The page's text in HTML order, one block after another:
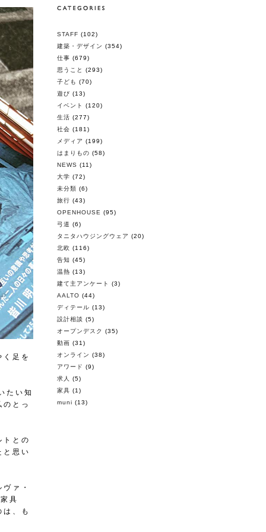
足を
たい知
とっ
トとの
と思い
ァ・
具
、も
STAFF (102)
建築・デザイン (354)
仕事 (679)
思うこと
(293)
子ども (70)
遊び (13)
イベント
(120)
生活 (277)
社会 (181)
メディア (199)
はまりもの (58)
NEWS (11)
大学 (72)
未分類 (6)
旅行 (43)
OPENHOUSE (95)
弓道 (6)
タニタハウジングウェア (20)
北欧 (116)
告知 (45)
温熱 (13)
建て主アンケート
(3)
AALTO (44)
ディテール (13)
設計相談 (5)
オープンデスク
(35)
動画 (31)
オンライン (38)
アワード (9)
求人
(5)
家具 (1)
muni (13)